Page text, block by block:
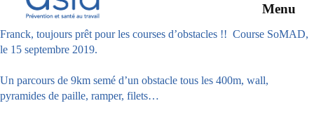
Menu
Franck, toujours prêt pour les courses d’obstacles !! Course SoMAD,
le 15 septembre 2019.
Un parcours de 9km semé d’un obstacle tous les 400m, wall,
pyramides de paille, ramper, filets…